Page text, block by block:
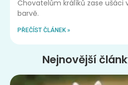
Chovatelům králíků zase ušáci
barvě.
PŘEČÍST ČLÁNEK »
Nejnovější